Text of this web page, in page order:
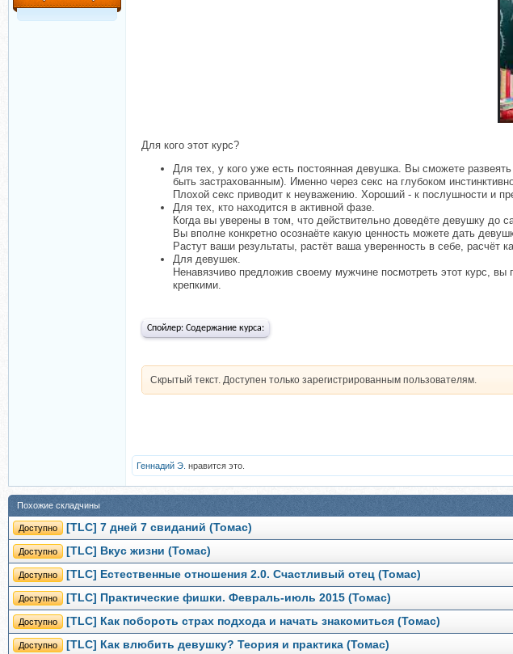
Для кого этот курс?
Для тех, у кого уже есть постоянная девушка. Вы сможете
быть застрахованным). Именно через секс на глубоком
Плохой секс приводит к неуважению. Хороший - к послушности и
Для тех, кто находится в активной фазе.
Когда вы уверены в том, что действительно доведёте девушку до
Вы вполне конкретно осознаёте какую ценность можете дать
Растут ваши результаты, растёт ваша уверенность в себе, расчёт
Для девушек.
Ненавязчиво предложив своему мужчине посмотреть этот курс,
крепкими.
Спойлер: Содержание курса:
Скрытый текст. Доступен только зарегистрированным пользователям.
Геннадий Э. нравится это.
Похожие складчины
Доступно [TLC] 7 дней 7 свиданий (Томас)
Доступно [TLC] Вкус жизни (Томас)
Доступно [TLC] Естественные отношения 2.0. Счастливый отец (Томас)
Доступно [TLC] Практические фишки. Февраль-июль 2015 (Томас)
Доступно [TLC] Как побороть страх подхода и начать знакомиться (Томас)
Доступно [TLC] Как влюбить девушку? Теория и практика (Томас)